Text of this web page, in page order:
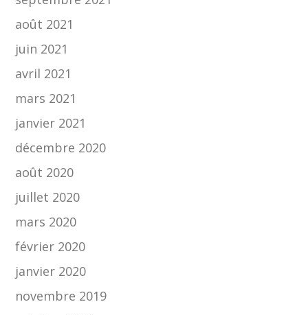
août 2021
juin 2021
avril 2021
mars 2021
janvier 2021
décembre 2020
août 2020
juillet 2020
mars 2020
février 2020
janvier 2020
novembre 2019